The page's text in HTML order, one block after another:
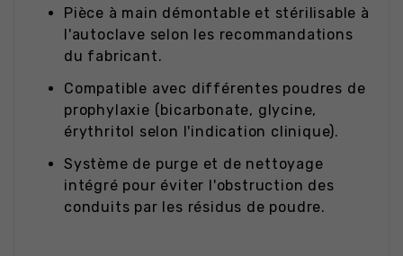
Pièce à main démontable et stérilisable à
l'autoclave selon les recommandations
du fabricant.
Compatible avec différentes poudres de
prophylaxie (bicarbonate, glycine,
érythritol selon l'indication clinique).
Système de purge et de nettoyage
intégré pour éviter l'obstruction des
conduits par les résidus de poudre.